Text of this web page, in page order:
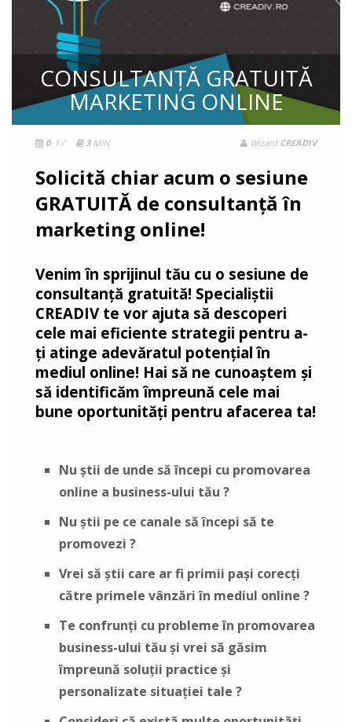
CONSULTANȚĂ GRATUITĂ
MARKETING ONLINE
0 1 / 3MIN Wizard CREADIV
Solicită chiar acum o sesiune
GRATUITĂ de consultanță în
marketing online!
Venim în sprijinul tău cu o sesiune de
consultanță gratuită! Specialiștii
CREADIV te vor ajuta să descoperi
cele mai eficiente strategii pentru a-
ți atinge adevăratul potențial în
mediul online! Hai să ne cunoaștem și
să identificăm împreună cele mai
bune oportunități pentru afacerea ta!
Nu știi de unde să începi cu promovarea
online a business-ului tău ?
Nu știi pe ce canale să începi să te
promovezi ?
Vrei să știi care ar fi primii pași corecți
către primele vânzări în mediul online ?
Te confrunți cu probleme în promovarea
business-ului tău și vrei să găsim
împreună soluții practice și
personalizate situației tale ?